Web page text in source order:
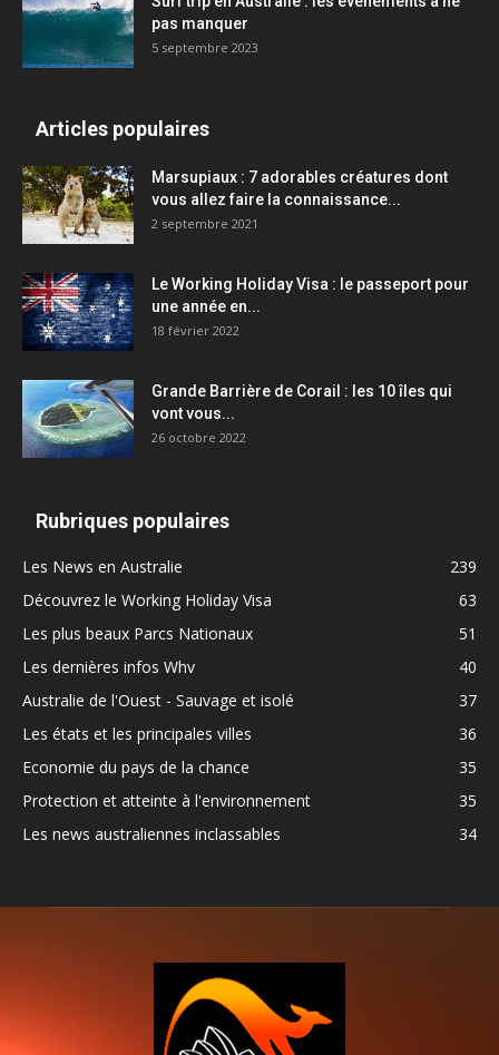
pas manquer
5 septembre 2023
Articles populaires
Marsupiaux : 7 adorables créatures dont
vous allez faire la connaissance...
2 septembre 2021
Le Working Holiday Visa : le passeport pour
une année en...
18 février 2022
Grande Barrière de Corail : les 10 îles qui
vont vous...
26 octobre 2022
Rubriques populaires
Les News en Australie
239
Découvrez le Working Holiday Visa
63
Les plus beaux Parcs Nationaux
51
Les dernières infos Whv
40
Australie de l'Ouest - Sauvage et isolé
37
Les états et les principales villes
36
Economie du pays de la chance
35
Protection et atteinte à l'environnement
35
Les news australiennes inclassables
34